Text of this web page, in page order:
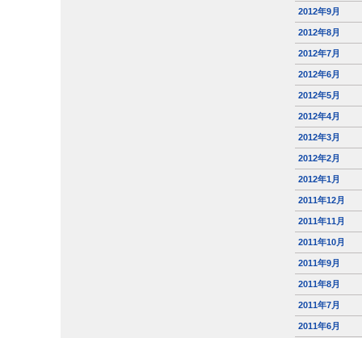
2012年9月
2012年8月
2012年7月
2012年6月
2012年5月
2012年4月
2012年3月
2012年2月
2012年1月
2011年12月
2011年11月
2011年10月
2011年9月
2011年8月
2011年7月
2011年6月